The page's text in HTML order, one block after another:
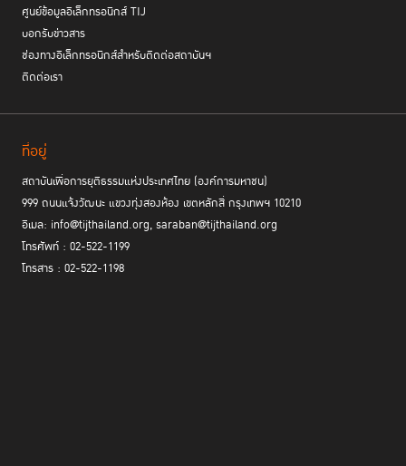
ศูนย์ข้อมูลอิเล็กทรอนิกส์ TIJ
บอกรับข่าวสาร
ช่องทางอิเล็กทรอนิกส์สำหรับติดต่อสถาบันฯ
ติดต่อเรา
ที่อยู่
สถาบันเพื่อการยุติธรรมแห่งประเทศไทย (องค์การมหาชน)
999 ถนนแจ้งวัฒนะ แขวงทุ่งสองห้อง เขตหลักสี่ กรุงเทพฯ 10210
อีเมล: info@tijthailand.org, saraban@tijthailand.org
โทรศัพท์ : 02-522-1199
โทรสาร : 02-522-1198